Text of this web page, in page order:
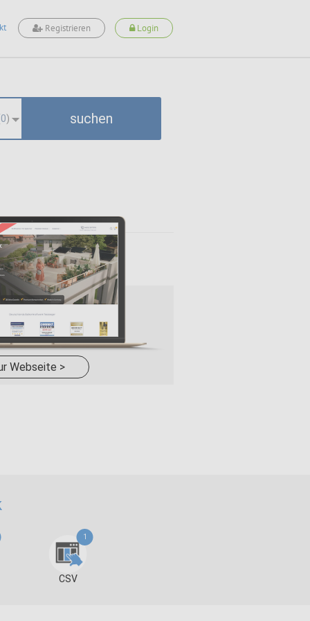
Registrieren Login
0) suchen
Webseite >
1
CSV